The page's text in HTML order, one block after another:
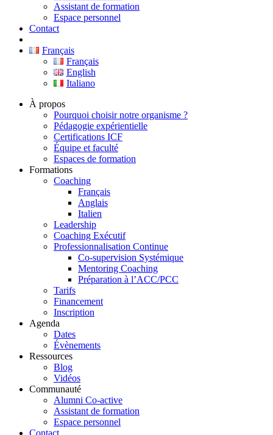
Assistant de formation
Espace personnel
Contact
Français
Français
English
Italiano
À propos
Pourquoi choisir notre organisme ?
Pédagogie expérientielle
Certifications ICF
Équipe et faculté
Espaces de formation
Formations
Coaching
Français
Anglais
Italien
Leadership
Coaching Exécutif
Professionnalisation Continue
Co-supervision Systémique
Mentoring Coaching
Préparation à l’ACC/PCC
Tarifs
Financement
Inscription
Agenda
Dates
Évènements
Ressources
Blog
Vidéos
Communauté
Alumni Co-active
Assistant de formation
Espace personnel
Contact